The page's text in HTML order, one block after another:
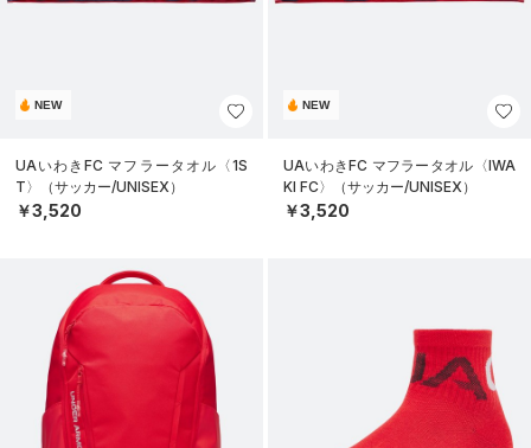
NEW
UAいわきFC マフラータオル〈1S
T〉（サッカー/UNISEX）
￥3,520
NEW
UAいわきFC マフラータオル〈IWA
KI FC〉（サッカー/UNISEX）
￥3,520